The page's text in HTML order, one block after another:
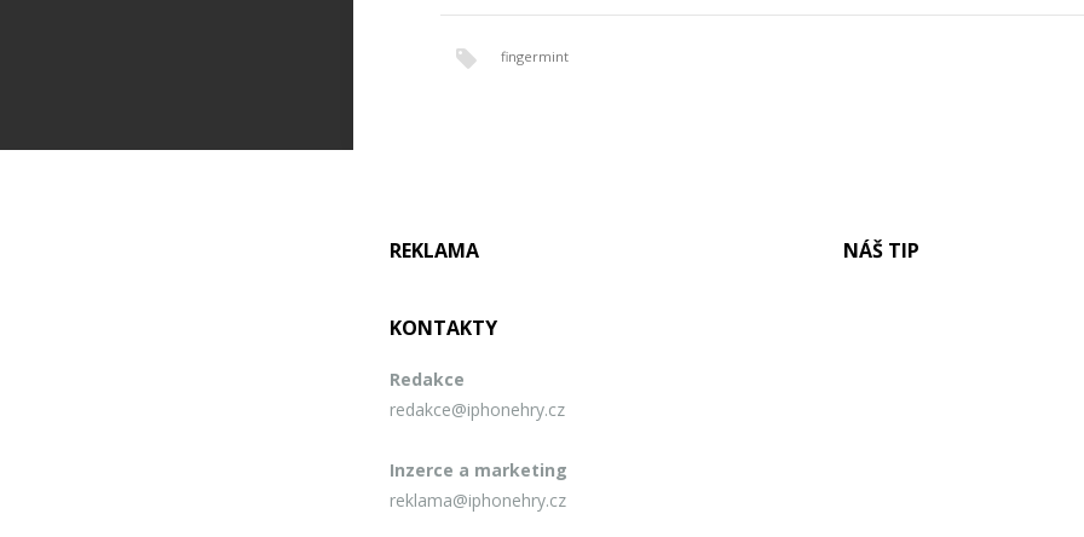
fingermint
REKLAMA NÁŠ TIP
KONTAKTY
Redakce
redakce@iphonehry.cz
Inzerce a marketing
reklama@iphonehry.cz